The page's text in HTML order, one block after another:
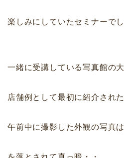
楽しみにしていたセミナーで
一緒に受講している写真館の
店舗例として最初に紹介され
午前中に撮影した外観の写真